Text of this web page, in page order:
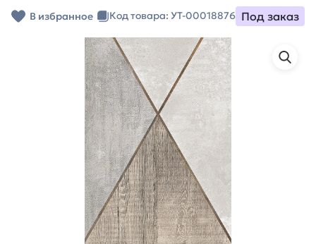
В избранное Код товара: УТ-00018876 Под заказ